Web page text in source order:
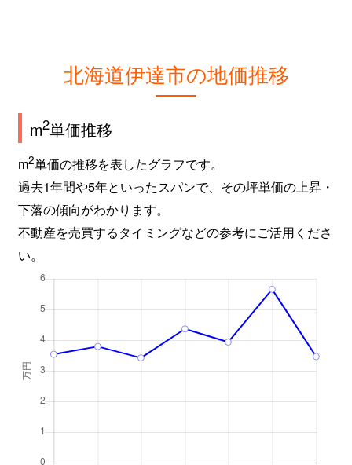
北海道伊達市の地価推移
m2単価推移
m2単価の推移を表したグラフです。
過去1年間や5年といったスパンで、その坪単価の上昇・
下落の傾向がわかります。
不動産を売買するタイミングなどの参考にご活用くださ
い。